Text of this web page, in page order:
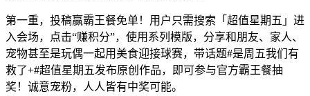
第一重，投稿赢霸王餐免单！用户只需搜索「超值星期五」进
入会场，点击“赚积分”，使用系列模版，分享和朋友、家人、
宠物甚至是玩偶一起用美食迎接球赛，带话题#是周五我们有
救了+#超值星期五发布原创作品，即可参与官方霸王餐抽
奖！诚意宠粉，人人皆有中奖可能。